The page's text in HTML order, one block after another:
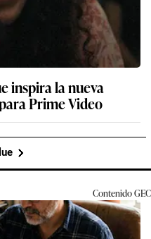
inspira la nueva
Prime Video
ContenidoGEC